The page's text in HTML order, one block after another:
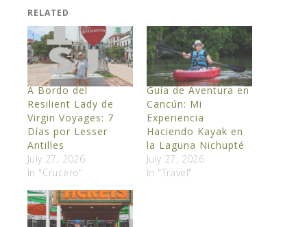
RELATED
A Bordo del
Resilient Lady de
Virgin Voyages: 7
Días por Lesser
Antilles
July 27, 2026
In "Crucero"
Guía de Aventura en
Cancún: Mi
Experiencia
Haciendo Kayak en
la Laguna Nichupté
July 27, 2026
In "Travel"